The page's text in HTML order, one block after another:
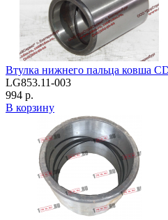
Втулка нижнего пальца ковша
LG853.11-003
994 р.
В корзину